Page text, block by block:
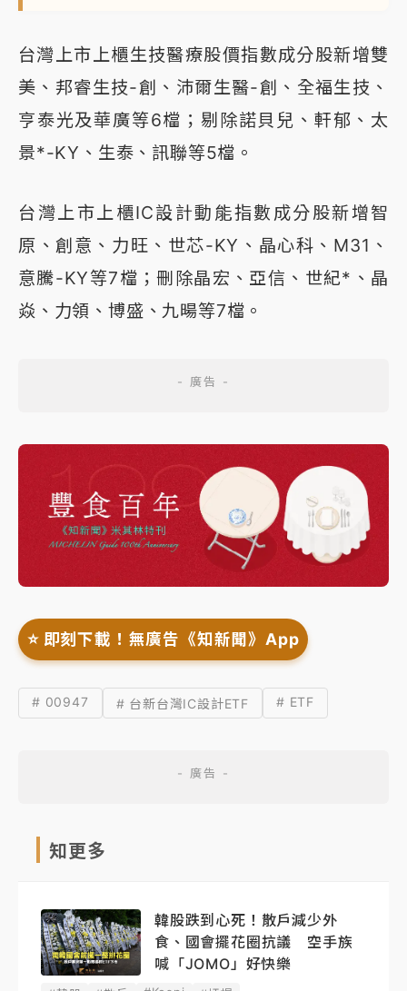
台灣上市上櫃生技醫療股價指數成分股新增雙
美、邦睿生技-創、沛爾生醫-創、全福生技、
亨泰光及華廣等6檔；剔除諾貝兒、軒郁、太
景*-KY、生泰、訊聯等5檔。
台灣上市上櫃IC設計動能指數成分股新增智
原、創意、力旺、世芯-KY、晶心科、M31、
意騰-KY等7檔；刪除晶宏、亞信、世紀*、晶
焱、力領、博盛、九暘等7檔。
⭐️ 即刻下載！無廣告《知新聞》App
# 00947 # 台新台灣IC設計ETF # ETF
知更多
韓股跌到心死！散戶減少外
食、國會擺花圈抗議 空手族
喊「JOMO」好快樂